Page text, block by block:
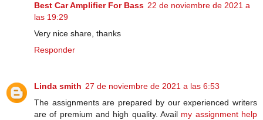
Best Car Amplifier For Bass 22 de noviembre de 2021 a
las 19:29
Very nice share, thanks
Responder
Linda smith 27 de noviembre de 2021 a las 6:53
The assignments are prepared by our experienced writers
are of premium and high quality. Avail my assignment help